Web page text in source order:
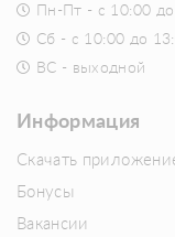
Пн-Пт - с 10:00
Сб - с 10:00 до
ВС - выходной
Информация
Скачать
Бонусы
Вакансии